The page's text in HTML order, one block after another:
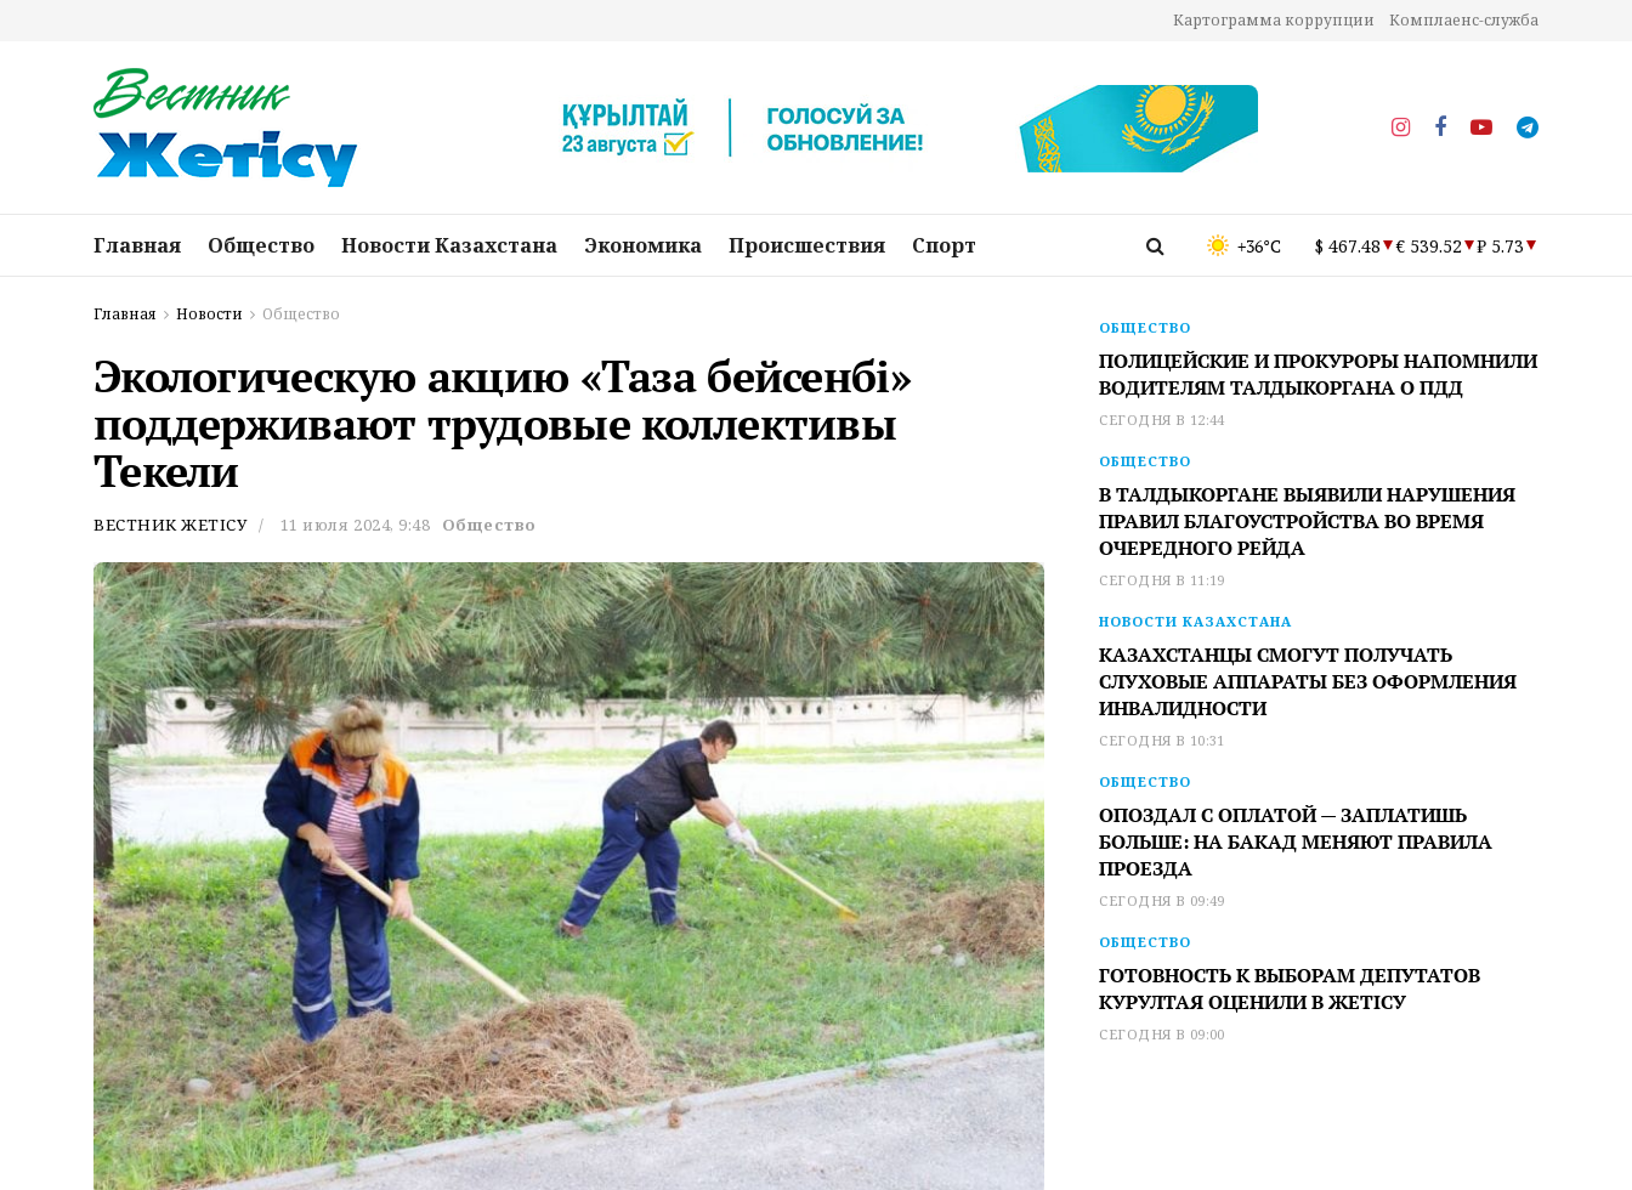
Картограмма коррупции Комплаенс-служба
Главная Общество Новости Казахстана Экономика Происшествия Спорт +36°C $ 467.48 € 539.52 ₽ 5.73
Главная Новости Общество
Экологическую акцию «Таза бейсенбі»
поддерживают трудовые коллективы
Текели
ВЕСТНИК ЖЕТІСУ 11 июля 2024, 9:48 Общество
ОБЩЕСТВО
ПОЛИЦЕЙСКИЕ И ПРОКУРОРЫ НАПОМНИЛИ
ВОДИТЕЛЯМ ТАЛДЫКОРГАНА О ПДД
СЕГОДНЯ В 12:44
ОБЩЕСТВО
В ТАЛДЫКОРГАНЕ ВЫЯВИЛИ НАРУШЕНИЯ
ПРАВИЛ БЛАГОУСТРОЙСТВА ВО ВРЕМЯ
ОЧЕРЕДНОГО РЕЙДА
СЕГОДНЯ В 11:19
НОВОСТИ КАЗАХСТАНА
КАЗАХСТАНЦЫ СМОГУТ ПОЛУЧАТЬ
СЛУХОВЫЕ АППАРАТЫ БЕЗ ОФОРМЛЕНИЯ
ИНВАЛИДНОСТИ
СЕГОДНЯ В 10:31
ОБЩЕСТВО
ОПОЗДАЛ С ОПЛАТОЙ — ЗАПЛАТИШЬ
БОЛЬШЕ: НА БАКАД МЕНЯЮТ ПРАВИЛА
ПРОЕЗДА
СЕГОДНЯ В 09:49
ОБЩЕСТВО
ГОТОВНОСТЬ К ВЫБОРАМ ДЕПУТАТОВ
КУРУЛТАЯ ОЦЕНИЛИ В ЖЕТІСУ
СЕГОДНЯ В 09:00